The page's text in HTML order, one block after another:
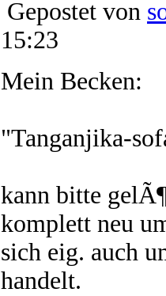
Gepostet von
15:23
Mein Becken:
"Tanganjika-
kann bitte
komplett neu
sich eig. auch
handelt.